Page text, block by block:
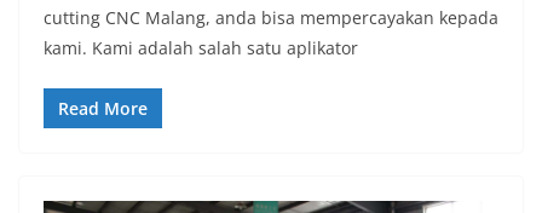
cutting CNC Malang, anda bisa mempercayakan kepada
kami. Kami adalah salah satu aplikator
Read More